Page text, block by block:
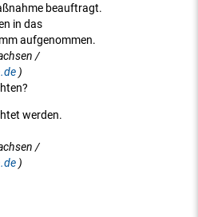
beauftragt.
in das
aufgenommen.
/
)
werden.
/
)